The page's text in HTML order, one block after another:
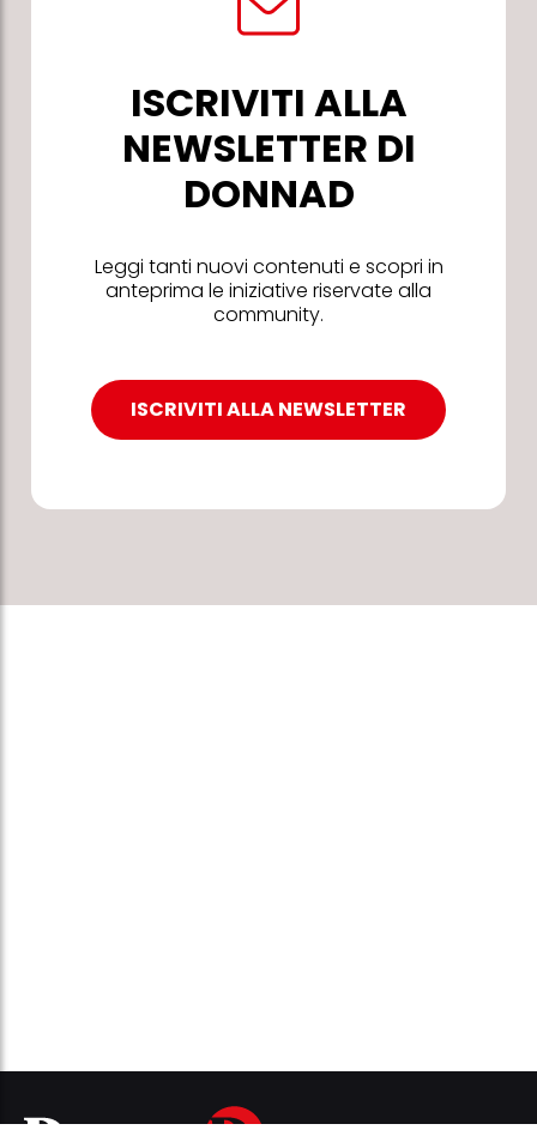
ISCRIVITI ALLA
NEWSLETTER DI
DONNAD
Leggi tanti nuovi contenuti e scopri in
anteprima le iniziative riservate alla
community.
ISCRIVITI ALLA NEWSLETTER